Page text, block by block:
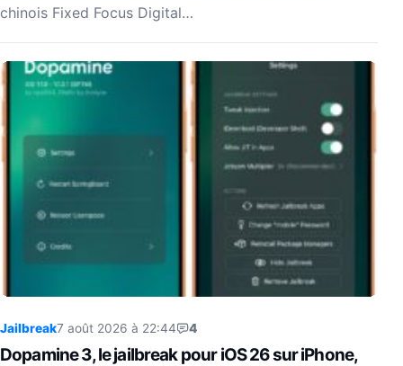
chinois Fixed Focus Digital…
Jailbreak7 août 2026 à 22:44 4
Dopamine 3, le jailbreak pour iOS 26 sur iPhone,